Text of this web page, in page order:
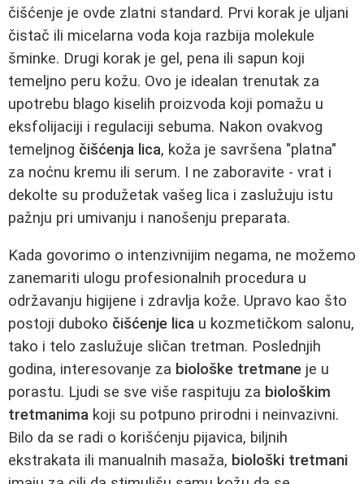
čišćenje je ovde zlatni standard. Prvi korak je uljani
čistač ili micelarna voda koja razbija molekule
šminke. Drugi korak je gel, pena ili sapun koji
temeljno peru kožu. Ovo je idealan trenutak za
upotrebu blago kiselih proizvoda koji pomažu u
eksfolijaciji i regulaciji sebuma. Nakon ovakvog
temeljnog čišćenja lica, koža je savršena "platna"
za noćnu kremu ili serum. I ne zaboravite - vrat i
dekolte su produžetak vašeg lica i zaslužuju istu
pažnju pri umivanju i nanošenju preparata.
Kada govorimo o intenzivnijim negama, ne možemo
zanemariti ulogu profesionalnih procedura u
održavanju higijene i zdravlja kože. Upravo kao što
postoji duboko čišćenje lica u kozmetičkom salonu,
tako i telo zaslužuje sličan tretman. Poslednjih
godina, interesovanje za biološke tretmane je u
porastu. Ljudi se sve više raspituju za biološkim
tretmanima koji su potpuno prirodni i neinvazivni.
Bilo da se radi o korišćenju pijavica, biljnih
ekstrakata ili manualnih masaža, biološki tretmani